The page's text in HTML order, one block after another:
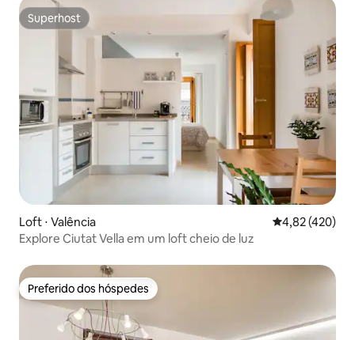
Superhost
Superhost
Loft ⋅ Valência 4,82 de uma
4,82 (420)
Explore Ciutat Vella em um loft cheio de luz
Preferido dos hóspedes
Preferido dos hóspedes